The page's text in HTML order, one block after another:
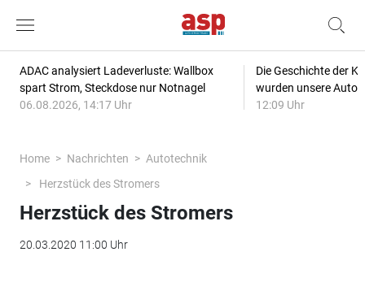
ADAC analysiert Ladeverluste: Wallbox
spart Strom, Steckdose nur Notnagel
06.08.2026, 14:17 Uhr
Die Geschichte der
wurden unsere
12:09 Uhr
Home Nachrichten
Autotechnik
Herzstück des Stromers
Herzstück des Stromers
20.03.2020 11:00 Uhr